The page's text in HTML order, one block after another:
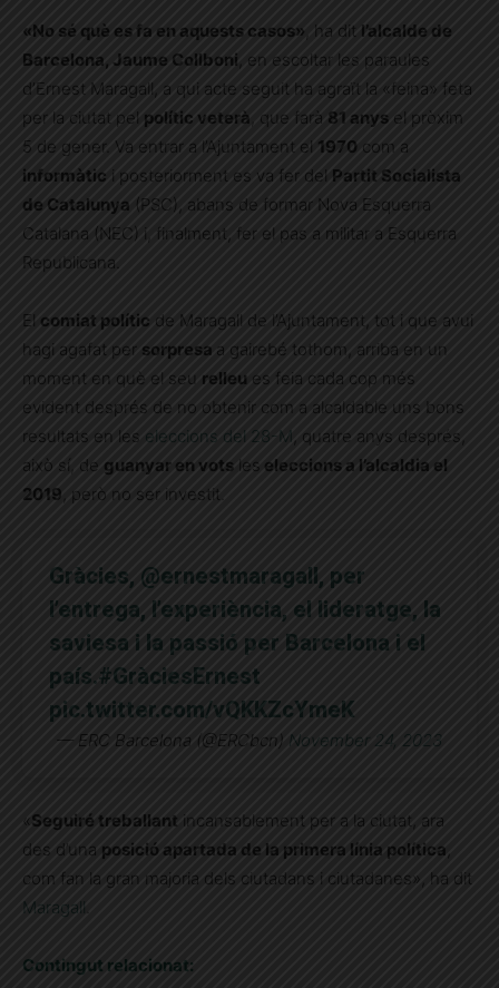
«No sé què es fa en aquests casos» , ha dit l’alcalde de
Barcelona, Jaume Collboni, en escoltar les paraules
d’Ernest Maragall, a qui acte seguit ha agraït la «feina» feta
per la ciutat pel polític veterà , que farà 81 anys el pròxim
5 de gener. Va entrar a l’Ajuntament el 1970 com a
informàtic i posteriorment es va fer del Partit Socialista
de Catalunya (PSC), abans de formar Nova Esquerra
Catalana (NEC) i, finalment, fer el pas a militar a Esquerra
Republicana.
El comiat polític de Maragall de l’Ajuntament, tot i que avui
hagi agafat per sorpresa a gairebé tothom, arriba en un
moment en què el seu relleu es feia cada cop més
evident després de no obtenir com a alcaldable uns bons
resultats en les eleccions del 28-M , quatre anys després,
això sí, de guanyar en vots les eleccions a l’alcaldia el
2019 , però no ser investit.
Gràcies, @ernestmaragall , per
l’entrega, l’experiència, el lideratge, la
saviesa i la passió per Barcelona i el
país.#GràciesErnest
pic.twitter.com/vQKKZcYmeK
— ERC Barcelona (@ERCbcn) November 24, 2023
«Seguiré treballant incansablement per a la ciutat, ara
des d’una posició apartada de la primera línia política
com fan la gran majoria dels ciutadans i ciutadanes», ha dit
Maragall
Contingut relacionat: